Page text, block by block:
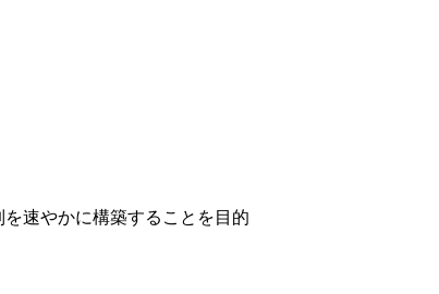
速やかに構築することを目的